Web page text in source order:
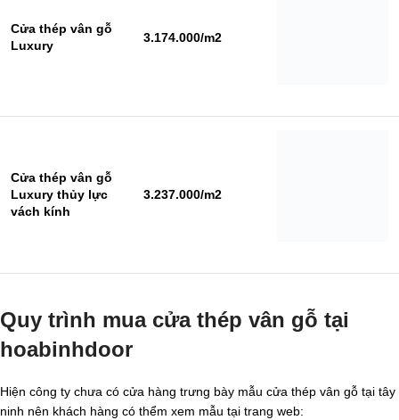
Cửa thép vân gỗ
Luxury
3.174.000/m2
Cửa thép vân gỗ
Luxury thủy lực
vách kính
3.237.000/m2
Quy trình mua cửa thép vân gỗ tại
hoabinhdoor
Hiện công ty chưa có cửa hàng trưng bày mẫu cửa thép vân gỗ tại tây
ninh nên khách hàng có thểm xem mẫu tại trang web: